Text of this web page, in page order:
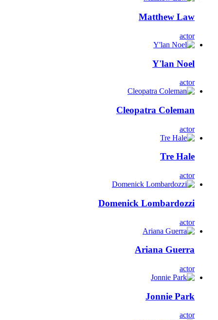
Matthew Law
actor
Y'lan Noel
actor
Cleopatra Coleman
actor
Tre Hale
actor
Domenick Lombardozzi
actor
Ariana Guerra
actor
Jonnie Park
actor